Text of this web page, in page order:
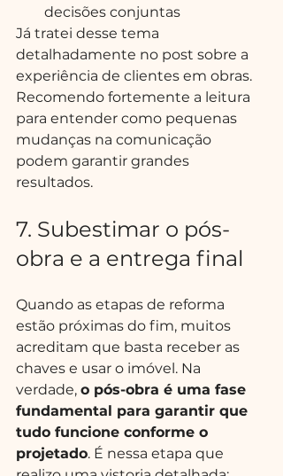
decisões conjuntas
Já tratei desse tema
detalhadamente no post sobre a
experiência de clientes em obras.
Recomendo fortemente a leitura
para entender como pequenas
mudanças na comunicação
podem garantir grandes
resultados.
7. Subestimar o pós-
obra e a entrega final
Quando as etapas de reforma
estão próximas do fim, muitos
acreditam que basta receber as
chaves e usar o imóvel. Na
verdade, o pós-obra é uma fase
fundamental para garantir que
tudo funcione conforme o
projetado. É nessa etapa que